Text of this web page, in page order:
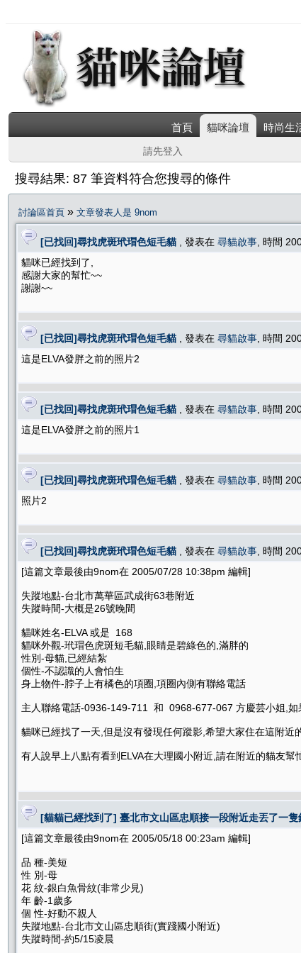
首頁 貓咪論壇 時尚生
請先登入
搜尋結果: 87 筆資料符合您搜尋的條件
討論區首頁 » 文章發表人是 9nom
[已找回]尋找虎斑玳瑁色短毛貓 , 發表在 尋貓啟事 , 時間
貓咪已經找到了,
感謝大家的幫忙~~
謝謝~~
[已找回]尋找虎斑玳瑁色短毛貓 , 發表在 尋貓啟事 , 時間
這是ELVA發胖之前的照片2
[已找回]尋找虎斑玳瑁色短毛貓 , 發表在 尋貓啟事 , 時間
這是ELVA發胖之前的照片1
[已找回]尋找虎斑玳瑁色短毛貓 , 發表在 尋貓啟事 , 時間
照片2
[已找回]尋找虎斑玳瑁色短毛貓 , 發表在 尋貓啟事 , 時間
[這篇文章最後由9nom在 2005/07/28 10:38pm 編輯]
失蹤地點-台北市萬華區武成街63巷附近
失蹤時間-大概是26號晚間
貓咪姓名-ELVA 或是 168
貓咪外觀-玳瑁色虎斑短毛貓,眼睛是碧綠色的,滿胖的
性別-母貓,已經結紮
個性-不認識的人會怕生
身上物件-脖子上有橘色的項圈,項圈內側有聯絡電話
主人聯絡電話-0936-149-711 和 0968-677-067 方慶芸小姐,如
貓咪已經找了一天,但是沒有發現任何蹤影,希望大家住在這附
有人說早上八點有看到ELVA在大理國小附近,請在附近的貓友幫
[貓貓已經找到了] 臺北市文山區忠順接一段附近走丟了一隻
[這篇文章最後由9nom在 2005/05/18 00:23am 編輯]
品 種-美短
性 別-母
花 紋-銀白魚骨紋(非常少見)
年 齡-1歲多
個 性-好動不親人
失蹤地點-台北市文山區忠順街(實踐國小附近)
失蹤時間-約5/15凌晨